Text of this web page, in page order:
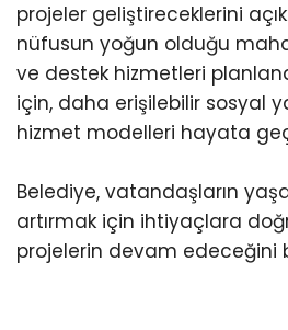
projeler geliştireceklerini
nüfusun yoğun olduğu
ve destek hizmetleri
için, daha erişilebilir sosyal
hizmet modelleri hayata
Belediye, vatandaşların
artırmak için ihtiyaçlara
projelerin devam edeceğini